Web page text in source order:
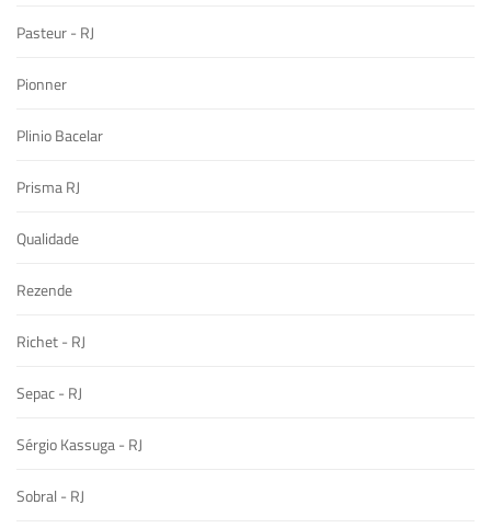
Pasteur - RJ
Pionner
Plinio Bacelar
Prisma RJ
Qualidade
Rezende
Richet - RJ
Sepac - RJ
Sérgio Kassuga - RJ
Sobral - RJ